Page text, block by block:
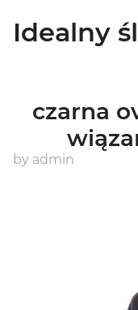
Idealny
Blog
Koszyk
czarna
by admin